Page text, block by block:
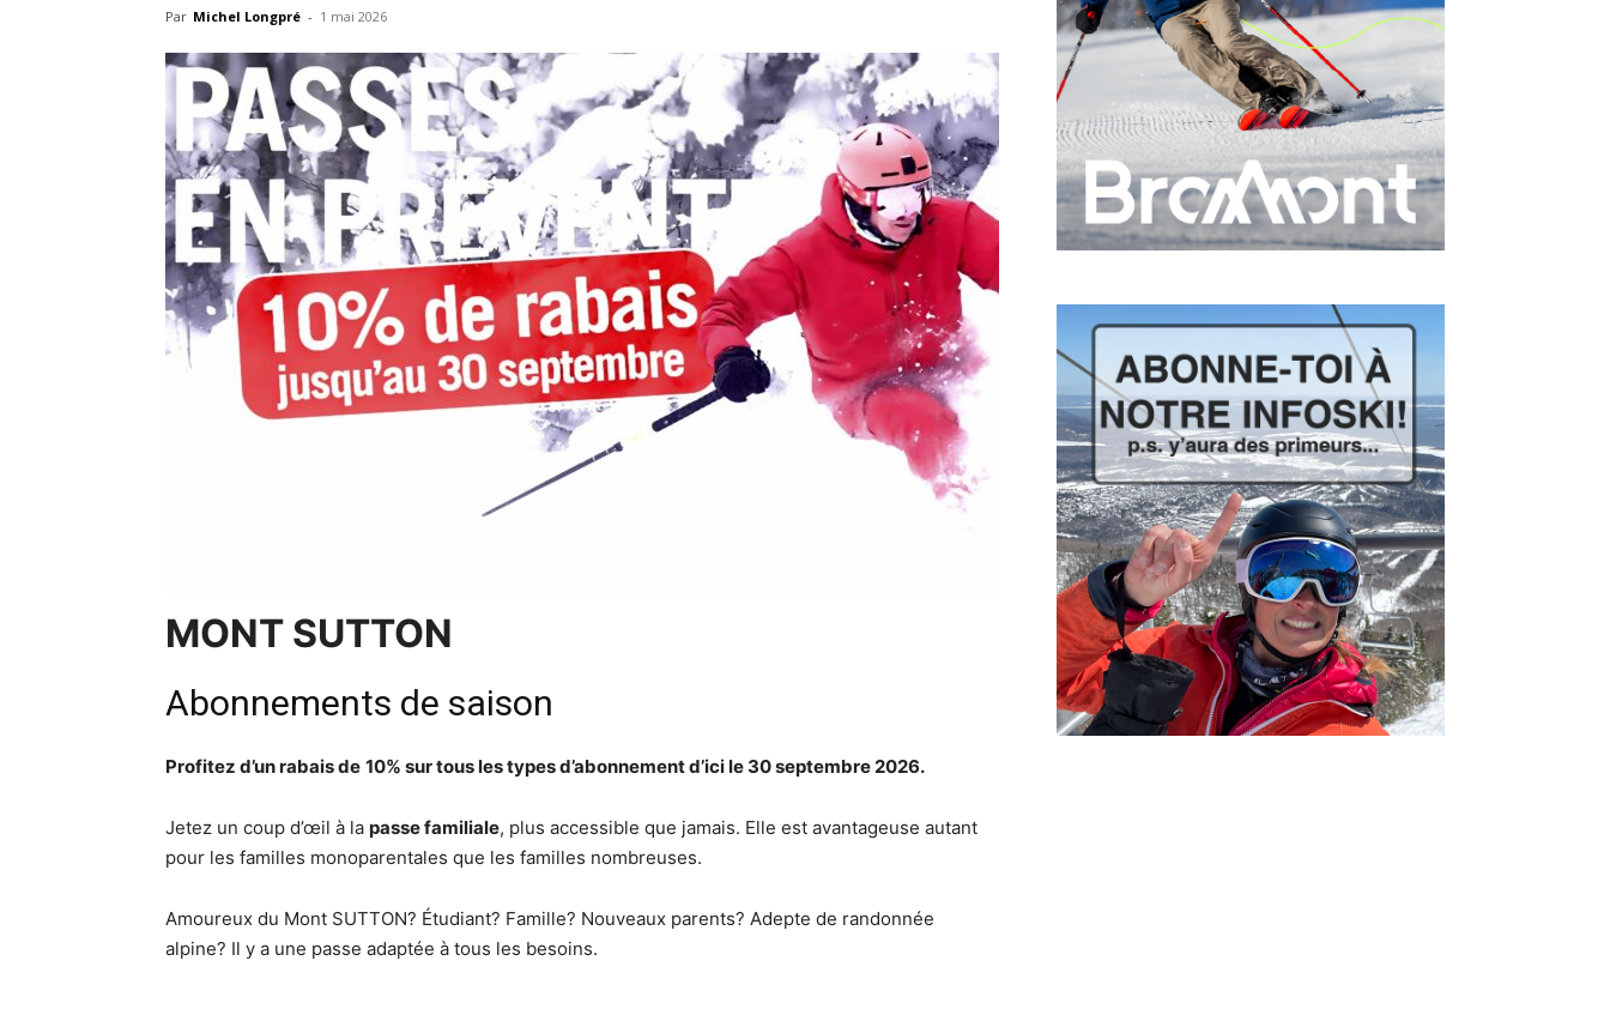
Par Michel Longpré - 1 mai 2026
MONT SUTTON
Abonnements de saison
Profitez d’un rabais de 10% sur tous les types d’abonnement d’ici le 30 septembre 2026.
Jetez un coup d’œil à la passe familiale, plus accessible que jamais. Elle est avantageuse autant
pour les familles monoparentales que les familles nombreuses.
Amoureux du Mont SUTTON? Étudiant? Famille? Nouveaux parents? Adepte de randonnée
alpine? Il y a une passe adaptée à tous les besoins.
Vous pourrez vous désabonner à tout moment.